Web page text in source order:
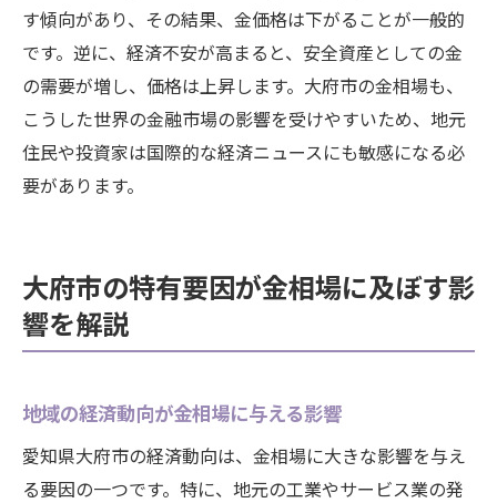
す傾向があり、その結果、金価格は下がることが一般的
です。逆に、経済不安が高まると、安全資産としての金
の需要が増し、価格は上昇します。大府市の金相場も、
こうした世界の金融市場の影響を受けやすいため、地元
住民や投資家は国際的な経済ニュースにも敏感になる必
要があります。
大府市の特有要因が金相場に及ぼす影
響を解説
地域の経済動向が金相場に与える影響
愛知県大府市の経済動向は、金相場に大きな影響を与え
る要因の一つです。特に、地元の工業やサービス業の発